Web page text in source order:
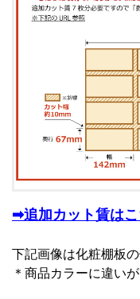
➡追加カット賃は
下記画像は化粧棚板
＊商品カラーに違い